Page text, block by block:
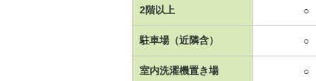
2階以上 ○
駐車場（近隣含） ○
室内洗濯機置き場 ○